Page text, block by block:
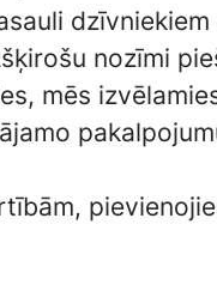
dzīvniekiem
nozīmi
mēs